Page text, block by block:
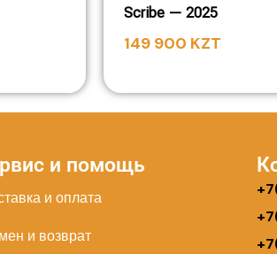
Scribe — 2025
149 900 KZT
и помощь
и оплата
и возврат
+